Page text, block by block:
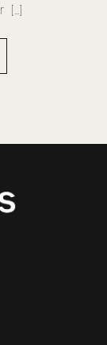
[...]